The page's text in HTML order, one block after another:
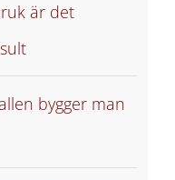
är det
bygger man